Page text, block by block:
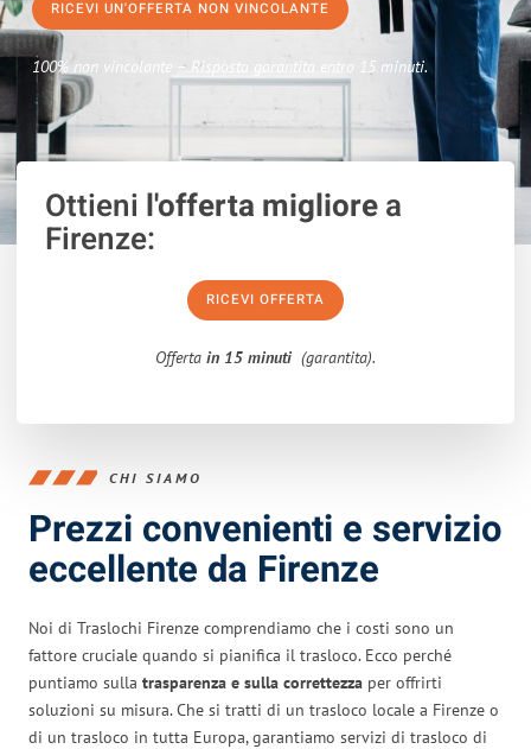
RICEVI UN'OFFERTA NON VINCOLANTE
100% non vincolante – Risposta garantita entro 15 minuti.
Ottieni l'offerta migliorea
Firenze:
RICEVI OFFERTA
Offerta in 15 minuti (garantita).
CHI SIAMO
Prezzi convenienti e servizio
eccellente da Firenze
Noi di Traslochi Firenze comprendiamo che i costi sono un
fattore cruciale quando si pianifica il trasloco. Ecco perché
puntiamo sulla trasparenza e sulla correttezza per offrirti
soluzioni su misura. Che si tratti di un trasloco locale a Firenze o
di un trasloco in tutta Europa, garantiamo servizi di trasloco di